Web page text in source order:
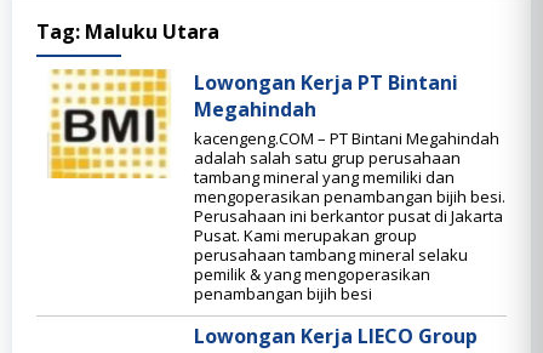
Tag: Maluku Utara
Lowongan Kerja PT Bintani
Megahindah
kacengeng.COM – PT Bintani Megahindah
adalah salah satu grup perusahaan
tambang mineral yang memiliki dan
mengoperasikan penambangan bijih besi.
Perusahaan ini berkantor pusat di Jakarta
Pusat. Kami merupakan group
perusahaan tambang mineral selaku
pemilik & yang mengoperasikan
penambangan bijih besi
Lowongan Kerja LIECO Group